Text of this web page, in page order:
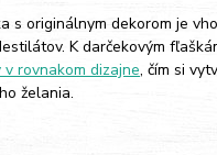
s originálnym dekorom je
K darčekovým
v rovnakom dizajne, čím si
želania.